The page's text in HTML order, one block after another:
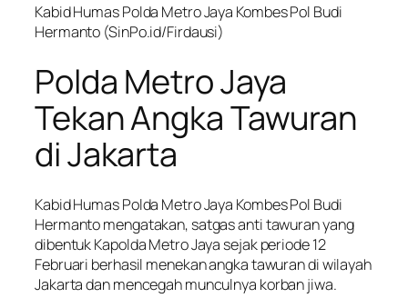
Kabid Humas Polda Metro Jaya Kombes Pol Budi
Hermanto (SinPo.id/Firdausi)
Polda Metro Jaya
Tekan Angka Tawuran
di Jakarta
Kabid Humas Polda Metro Jaya Kombes Pol Budi
Hermanto mengatakan, satgas anti tawuran yang
dibentuk Kapolda Metro Jaya sejak periode 12
Februari berhasil menekan angka tawuran di wilayah
Jakarta dan mencegah munculnya korban jiwa.